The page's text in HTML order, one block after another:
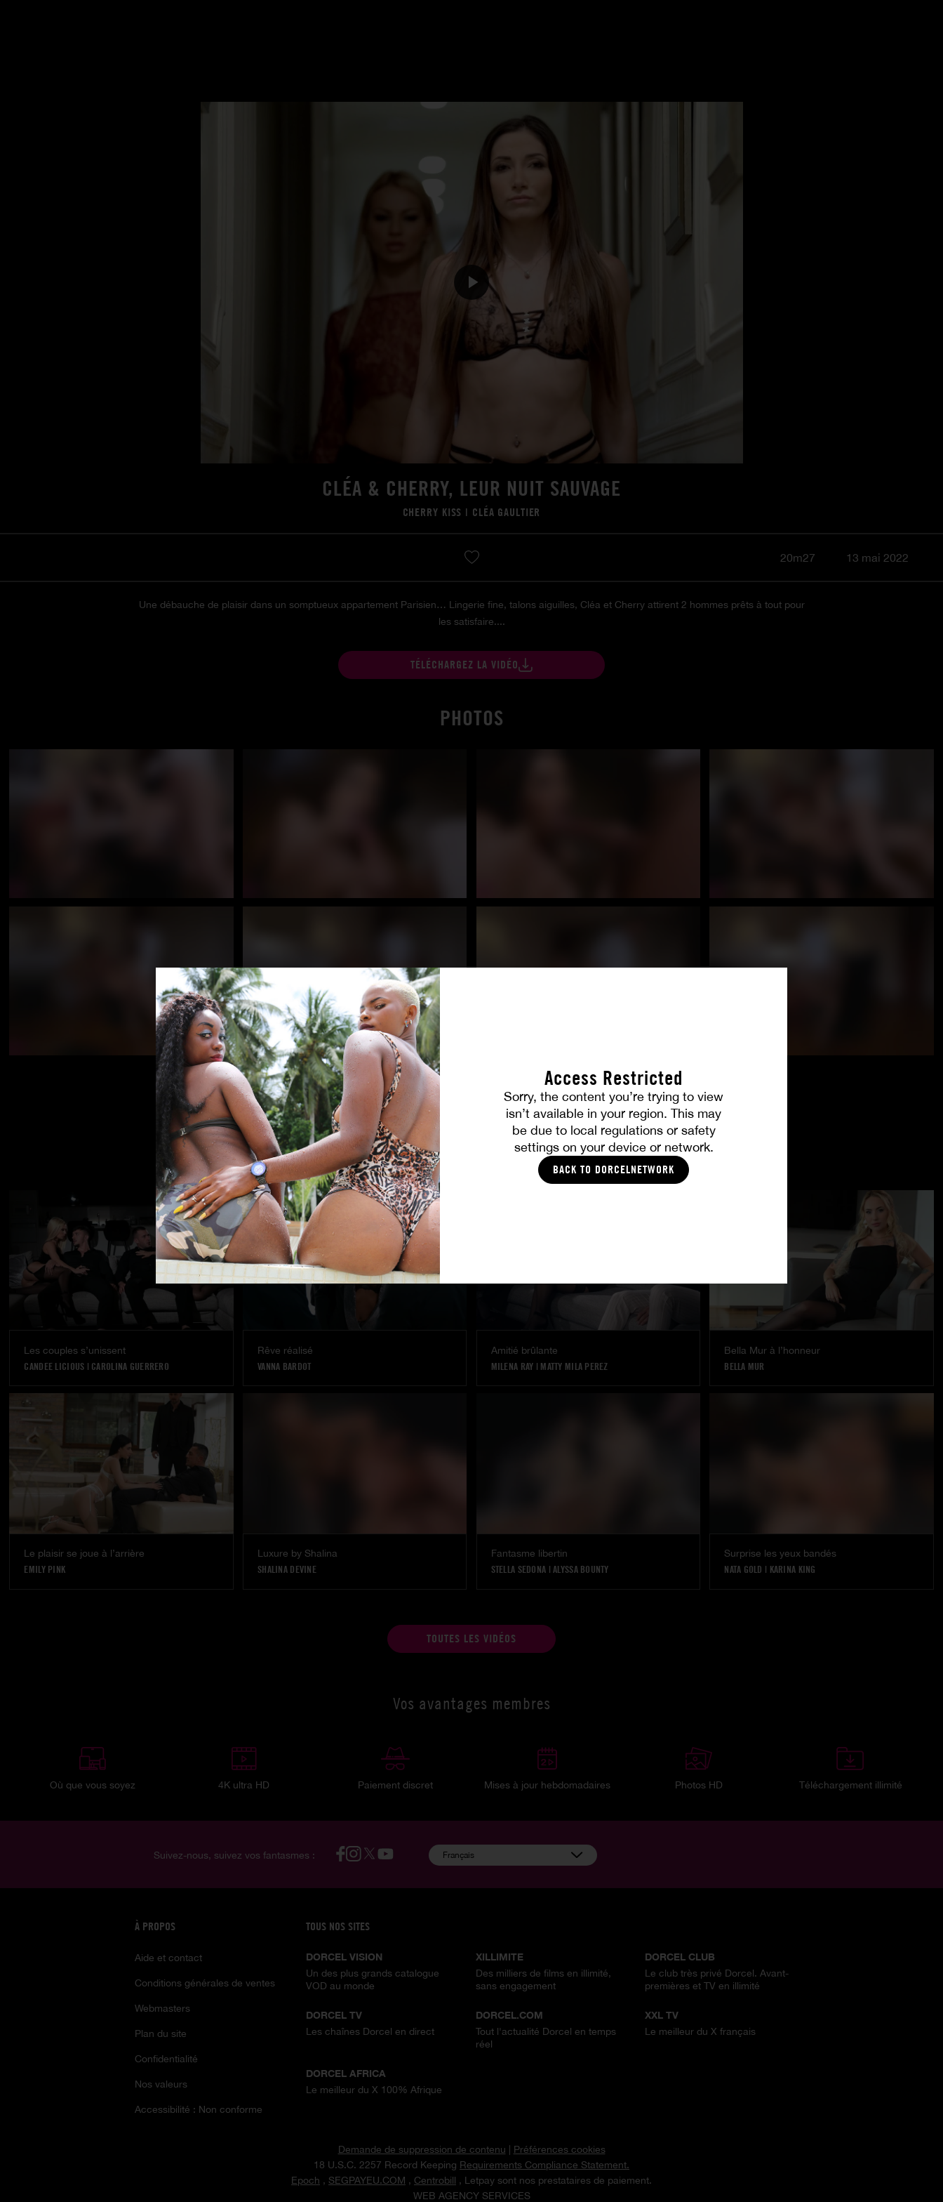
Access Restricted
Sorry, the content you’re trying to view
isn’t available in your region. This may
be due to local regulations or safety
settings on your device or network.
BACK TO DORCELNETWORK
CLÉA & CHERRY, LEUR NUIT SAUVAGE
CHERRY KISS | CLÉA GAULTIER
20m27 13 mai 2022
Une débauche de plaisir dans un somptueux appartement Parisien… Lingerie fine, talons aiguilles, Cléa et Cherry attirent 2 hommes prêts à tout pour
les satisfaire....
TÉLÉCHARGEZ LA VIDÉO
PHOTOS
TOUTES LES PHOTOS
VOUS ALLEZ AIMER
Les couples s’unissent
CANDEE LICIOUS | CAROLINA GUERRERO
Rêve réalisé
VANNA BARDOT
Amitié brûlante
MILENA RAY | MATTY MILA PEREZ
Bella Mur à l’honneur
BELLA MUR
Le plaisir se joue à l’arrière
EMILY PINK
Luxure by Shalina
SHALINA DEVINE
Fantasme libertin
STELLA SEDONA |ALYSSA BOUNTY
Surprise les yeux bandés
NATA GOLD | KARINA KING
TOUTES LES VIDÉOS
Vos avantages membres
Où que vous soyez 4K ultra HD Paiement discret Mises à jour hebdomadaires Photos HD Téléchargement illimité
Suivez-nous, suivez vos fantasmes : Français
À PROPOS
Aide et contact
Conditions générales de ventes
Webmasters
Plan du site
Confidentialité
Nos valeurs
Accessibilité : Non conforme
TOUS NOS SITES
DORCEL VISION
Un des plus grands catalogue
VOD au monde
XILLIMITE
Des milliers de films en illimité,
sans engagement
DORCEL CLUB
Le club très privé Dorcel. Avant-
premières et TV en illimité
DORCEL TV
Les chaînes Dorcel en direct
DORCEL.COM
Tout l'actualité Dorcel en temps
réel
XXL TV
Le meilleur du X français
DORCEL AFRICA
Le meilleur du X 100% Afrique
Demande de suppression de contenu
Préférences cookies
18 U.S.C. 2257 Record Keeping Requirements Compliance Statement.
Epoch , SEGPAYEU.COM , Centrobill , Letpay sont nos prestataires de paiement.
WEB AGENCY SERVICES